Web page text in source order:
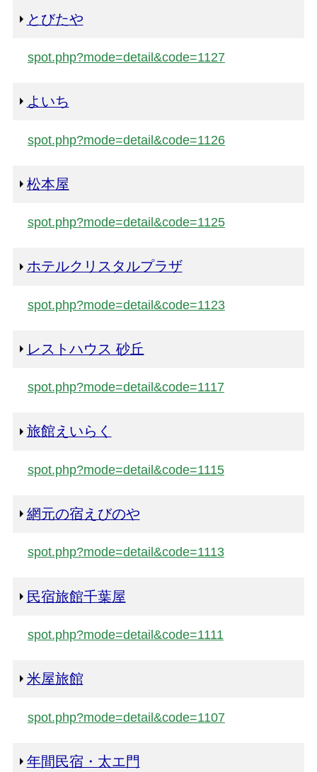
とびたや
spot.php?mode=detail&code=1127
よいち
spot.php?mode=detail&code=1126
松本屋
spot.php?mode=detail&code=1125
ホテルクリスタルプラザ
spot.php?mode=detail&code=1123
レストハウス 砂丘
spot.php?mode=detail&code=1117
旅館えいらく
spot.php?mode=detail&code=1115
網元の宿えびのや
spot.php?mode=detail&code=1113
民宿旅館千葉屋
spot.php?mode=detail&code=1111
米屋旅館
spot.php?mode=detail&code=1107
年間民宿・太エ門